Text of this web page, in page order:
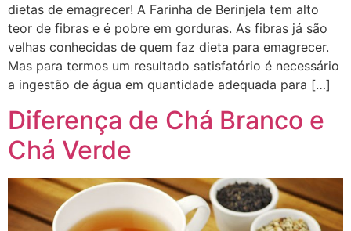
dietas de emagrecer! A Farinha de Berinjela tem alto
teor de fibras e é pobre em gorduras. As fibras já são
velhas conhecidas de quem faz dieta para emagrecer.
Mas para termos um resultado satisfatório é necessário
a ingestão de água em quantidade adequada para […]
Diferença de Chá Branco e
Chá Verde